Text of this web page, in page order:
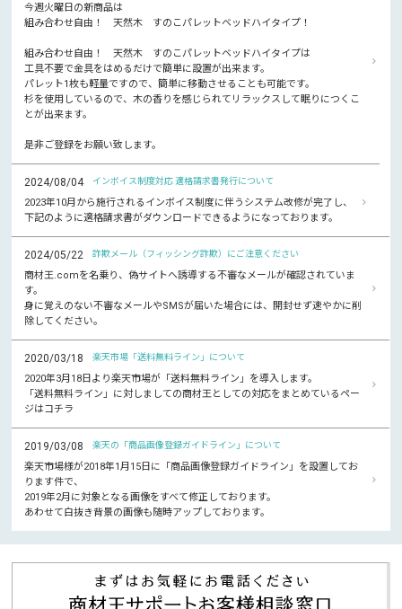
今週火曜日の新商品は
組み合わせ自由！ 天然木 すのこパレットベッドハイタイプ！
組み合わせ自由！ 天然木 すのこパレットベッドハイタイプは
工具不要で金具をはめるだけで簡単に設置が出来ます。
パレット1枚も軽量ですので、簡単に移動させることも可能です。
杉を使用しているので、木の香りを感じられてリラックスして眠りにつくこ
とが出来ます。
是非ご登録をお願い致します。
2024/08/04 インボイス制度対応 適格請求書発行について
2023年10月から施行されるインボイス制度に伴うシステム改修が完了し、
下記のように適格請求書がダウンロードできるようになっております。
2024/05/22 詐欺メール（フィッシング詐欺）にご注意ください
商材王.comを名乗り、偽サイトへ誘導する不審なメールが確認されていま
す。
身に覚えのない不審なメールやSMSが届いた場合には、開封せず速やかに削
除してください。
2020/03/18 楽天市場「送料無料ライン」について
2020年3月18日より楽天市場が「送料無料ライン」を導入します。
「送料無料ライン」に対しましての商材王としての対応をまとめているペー
ジはコチラ
2019/03/08 楽天の「商品画像登録ガイドライン」について
楽天市場様が2018年1月15日に「商品画像登録ガイドライン」を設置してお
ります件で、
2019年2月に対象となる画像をすべて修正しております。
あわせて白抜き背景の画像も随時アップしております。